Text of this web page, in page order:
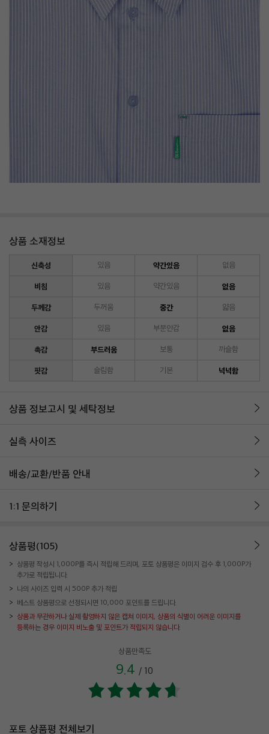
상품 소재정보
신축성 있음 약간있음 없음
비침 있음 약간있음 없음
두께감 두꺼움 중간 얇음
안감 있음 부분안감 없음
촉감 부드러움 보통 까슬함
핏감 슬림함 기본 넉넉함
상품 정보고시 및 세탁정보
실측 사이즈
배송/교환/반품 안내
1:1 문의하기
상품평(105)
상품평 작성시 1,000P를 즉시 적립해 드리며, 포토 상품평은 이미지 검수 후 1,000P가
추가로 적립됩니다.
나의 사이즈 입력 시 500P 추가 적립
베스트 상품평으로 선정되시면 10,000 포인트를 드립니다.
상품과 무관하거나 실제 촬영하지 않은 캡쳐 이미지, 상품의 식별이 어려운 이미지를
등록하는 경우 이미지 비노출 및 포인트가 적립되지 않습니다.
상품만족도
9.4 / 10
포토 상품평 전체보기